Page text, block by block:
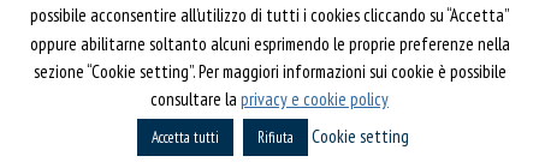
Privacy e Cookie Policy
Informativa
Riferimenti
Powered byHorace
possibile acconsentire all’utilizzo di tutti i cookies cliccando su “Accetta”
oppure abilitarne soltanto alcuni esprimendo le proprie preferenze nella
sezione “Cookie setting”. Per maggiori informazioni sui cookie è possibile
consultare la privacy e cookie policy
Accetta tutti Rifiuta Cookie setting